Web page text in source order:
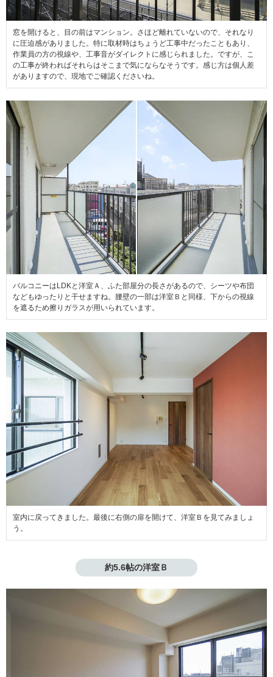
窓を開けると、目の前はマンション。さほど離れていないので、それなり
に圧迫感がありました。特に取材時はちょうど工事中だったこともあり、
作業員の方の視線や、工事音がダイレクトに感じられました。ですが、こ
の工事が終わればそれらはそこまで気にならなそうです。感じ方は個人差
がありますので、現地でご確認くださいね。
バルコニーはLDKと洋室Ａ、ふた部屋分の長さがあるので、シーツや布団
などもゆったりと 干せますね。腰壁の一部は洋室Ｂと同様、下からの視線
を遮るため擦りガラスが用いられています。
室内に戻ってきました。最後に右側の扉を開けて、洋室Ｂを見てみましょ
う。
約5.6帖の洋室Ｂ